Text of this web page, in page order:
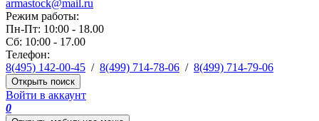
armastock@mail.ru
Режим работы:
Пн-Пт: 10:00 - 18.00
Сб: 10:00 - 17.00
Телефон:
8(495) 142-00-45 / 8(499) 714-78-06 / 8(499) 714-79-06
Открыть поиск
Войти в аккаунт
0